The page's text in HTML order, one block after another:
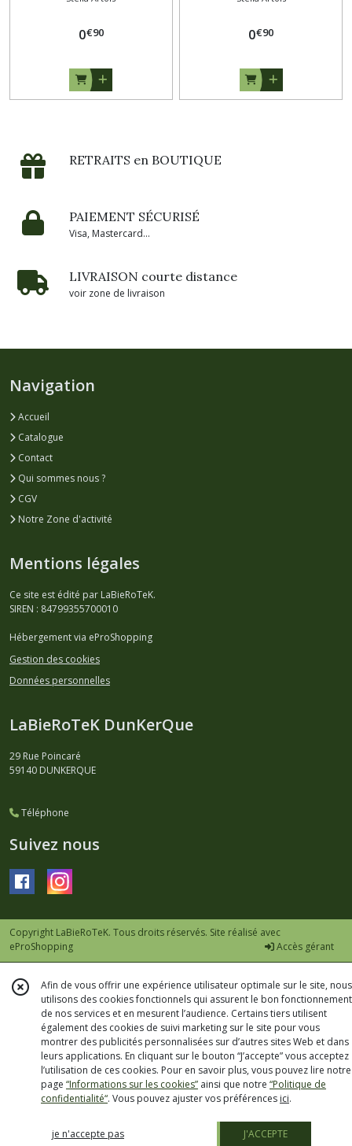
0€90 0€90
RETRAITS en BOUTIQUE
PAIEMENT SÉCURISÉ
Visa, Mastercard...
LIVRAISON courte distance
voir zone de livraison
Navigation
Accueil
Catalogue
Contact
Qui sommes nous ?
CGV
Notre Zone d'activité
Mentions légales
Ce site est édité par LaBieRoTeK.
SIREN : 84799355700010
Hébergement via eProShopping
Gestion des cookies
Données personnelles
LaBieRoTeK DunKerQue
29 Rue Poincaré
59140 DUNKERQUE
Téléphone
Suivez nous
Copyright LaBieRoTeK. Tous droits réservés. Site réalisé avec
eProShopping
Accès gérant
Afin de vous offrir une expérience utilisateur optimale sur le site, nous
utilisons des cookies fonctionnels qui assurent le bon fonctionnement
de nos services et en mesurent l’audience. Certains tiers utilisent
également des cookies de suivi marketing sur le site pour vous
montrer des publicités personnalisées sur d’autres sites Web et dans
leurs applications. En cliquant sur le bouton “J’accepte” vous acceptez
l’utilisation de ces cookies. Pour en savoir plus, vous pouvez lire notre
page “Informations sur les cookies” ainsi que notre “Politique de
confidentialité“. Vous pouvez ajuster vos préférences ici.
je n'accepte pas J'ACCEPTE